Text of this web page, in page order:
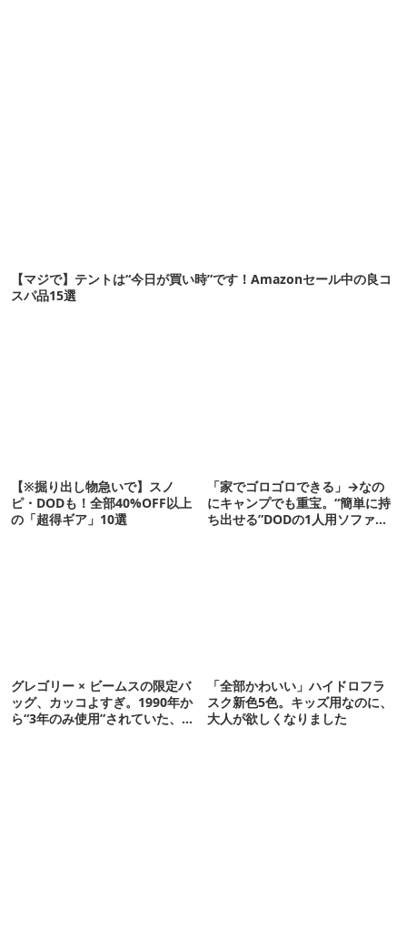
【マジで】テントは“今日が買い時”です！Amazonセール中の良コ
スパ品15選
【※掘り出し物急いで】スノ
ピ・DODも！全部40%OFF以上
の「超得ギア」10選
「家でゴロゴロできる」→なの
にキャンプでも重宝。“簡単に持
ち出せる”DODの1人用ソファが
グレゴリー × ビームスの限定バ
ッグ、カッコよすぎ。1990年か
ら“3年のみ使用”されていた、紫
「全部かわいい」ハイドロフラ
スク新色5色。キッズ用なのに、
大人が欲しくなりました